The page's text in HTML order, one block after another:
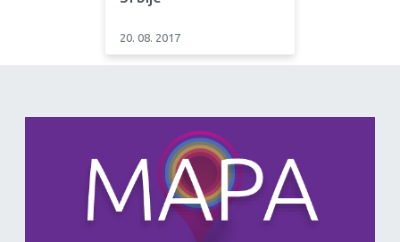
20. 08. 2017